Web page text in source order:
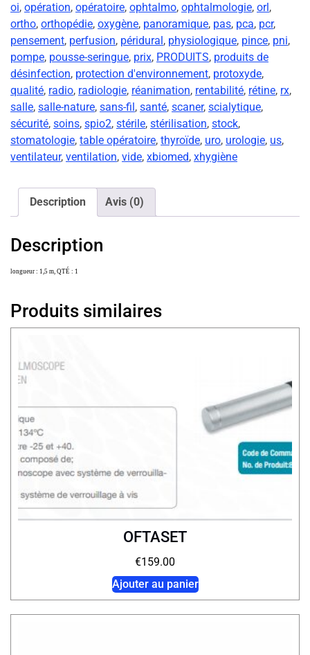
oi, opération, opératoire, ophtalmo, ophtalmologie, orl ,
ortho, orthopédie, oxygène, panoramique, pas, pca, pcr,
pensement, perfusion, péridural , physiologique, pince, pni,
pompe, pousse-seringue, prix, PRODUITS, produits de
désinfection, protection d'environnement, protoxyde,
qualité, radio, radiologie, réanimation, rentabilité, rétine, rx,
salle, salle-nature, sans-fil , santé, scaner, scialytique,
sécurité, soins, spio2, stérile, stérilisation, stock,
stomatologie, table opératoire, thyroïde, uro, urologie, us,
ventilateur, ventilation, vide, xbiomed, xhygiène
Description Avis (0)
Description
longueur : 1,5 m, QTÉ : 1
Produits similaires
OFTASET
€159.00
Ajouter au panier